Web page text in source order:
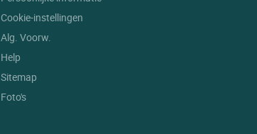
Cookie-instellingen
Alg. Voorw.
Help
Sitemap
Foto's